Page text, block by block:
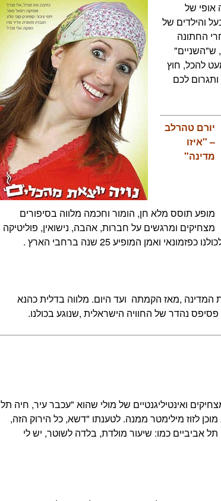
אופי של
והילדים של
החתונה
ש"השניים"
להכל, חוץ
לכם
יורם טהרלב
– "איזו
מדינה"
מופע תוסס מלא חן, הומור וחכמה מלווה בסיפורים
מצחיקים ומרגשים על חברות, אהבה, נישואין, פוליטיקה
ואמן המופיע 25 שנה ברחבי הארץ .
– יורם טהרלב מסכם את 60 שנות המדינה ,מאז הקמתה ועד היום. מלווה בדלית כהנא
נהדר של החוויה הישראלית ,שנוגע בכולנו.
ואינטיליגנטיים של מולי שהוא "עכבר עיר, חיה תל
לזוז מילימטר ממנה. לטענתו "דשא, כל הירוק הזה,
תל אביביים כמו: שיעור מולדת, בלדה לשוטר, יש לי